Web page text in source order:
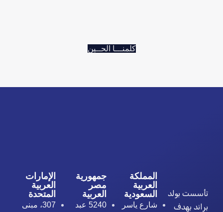
كلمنـــا الحــين
تأسست بولد
براند بهدف
المملكة
العربية
السعودية
شارع ياسر
جمهورية
مصر
العربية
5240 عبد
الإمارات
العربية
المتحدة
307، مبنى